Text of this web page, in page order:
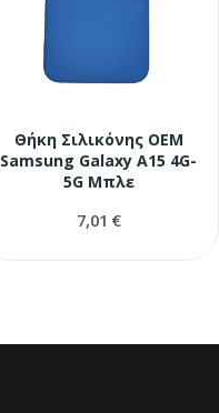
Θήκη Σιλικόνης OEM
Samsung Galaxy A15 4G-
5G Μπλε
7,01 €